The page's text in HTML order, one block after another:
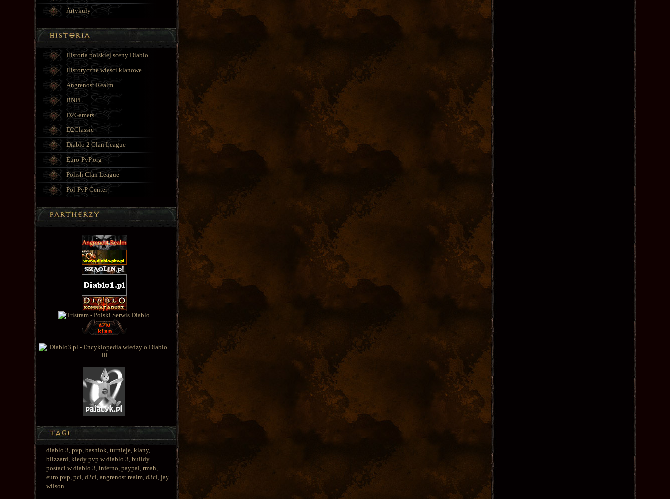
Artykuły
Historia polskiej sceny Diablo
Historyczne wieści klanowe
Angrenost Realm
BNPL
D2Gamers
D2Classic
Diablo 2 Clan League
Euro-PvP.org
Polish Clan League
Pol-PvP Center
diablo 3, pvp, bashiok, turnieje, klany,
blizzard, kiedy pvp w diablo 3, buildy
postaci w diablo 3, inferno, paypal, rmah,
euro pvp, pcl, d2cl, angrenost realm, d3cl, jay
wilson